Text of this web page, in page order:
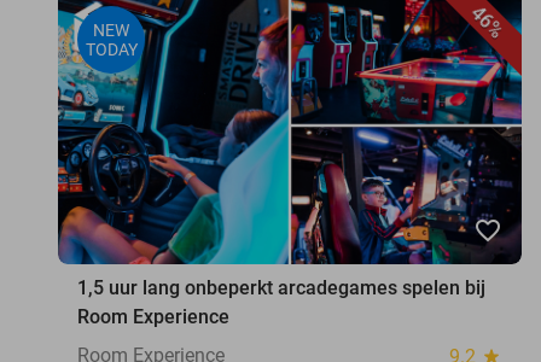
46%
NEW
TODAY
favorite_border
1,5 uur lang onbeperkt arcadegames spelen bij
Room Experience
Room Experience
9.2 star